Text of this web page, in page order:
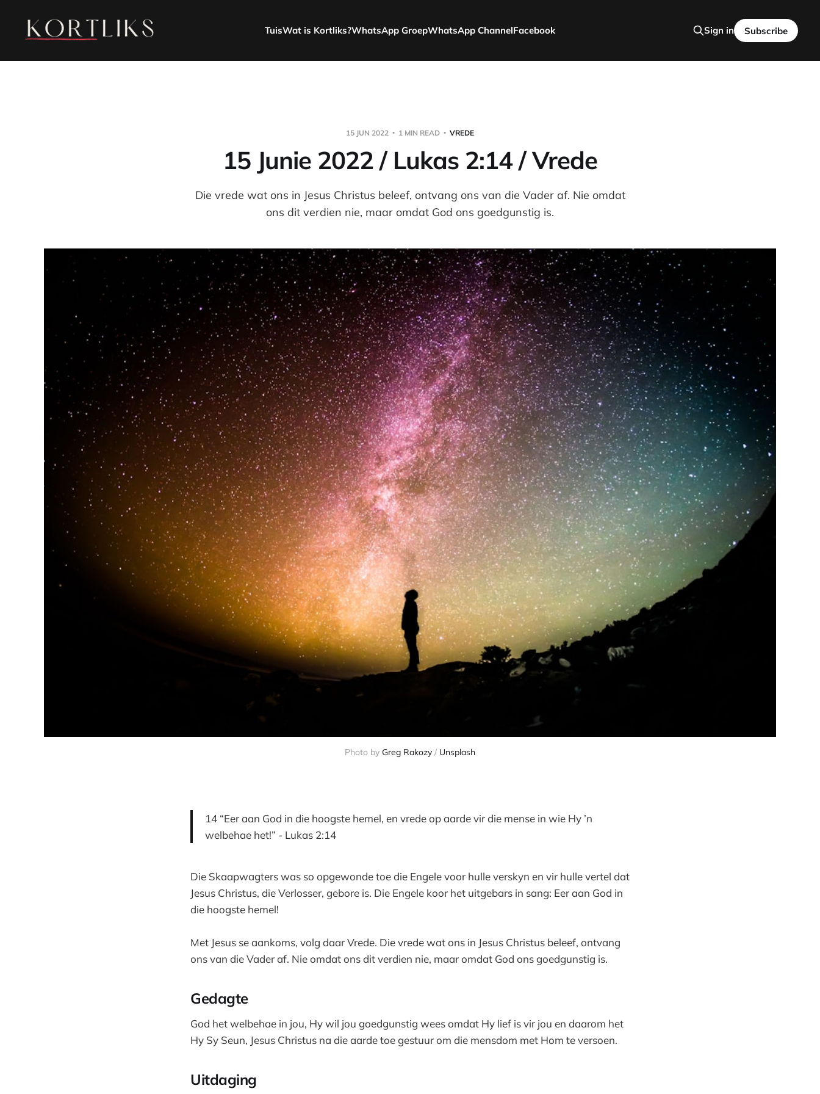
TuisWat is Kortliks?WhatsApp GroepWhatsApp ChannelFacebook Sign in Subscribe
15 JUN 2022 1 MIN READ VREDE
15 Junie 2022 / Lukas 2:14 / Vrede
Die vrede wat ons in Jesus Christus beleef, ontvang ons van die Vader af. Nie omdat
ons dit verdien nie, maar omdat God ons goedgunstig is.
Photo by Greg Rakozy / Unsplash
14 “Eer aan God in die hoogste hemel, en vrede op aarde vir die mense in wie Hy ’n
welbehae het!” - Lukas 2:14
Die Skaapwagters was so opgewonde toe die Engele voor hulle verskyn en vir hulle vertel dat
Jesus Christus, die Verlosser, gebore is. Die Engele koor het uitgebars in sang: Eer aan God in
die hoogste hemel!
Met Jesus se aankoms, volg daar Vrede. Die vrede wat ons in Jesus Christus beleef, ontvang
ons van die Vader af. Nie omdat ons dit verdien nie, maar omdat God ons goedgunstig is.
Gedagte
God het welbehae in jou, Hy wil jou goedgunstig wees omdat Hy lief is vir jou en daarom het
Hy Sy Seun, Jesus Christus na die aarde toe gestuur om die mensdom met Hom te versoen.
Uitdaging